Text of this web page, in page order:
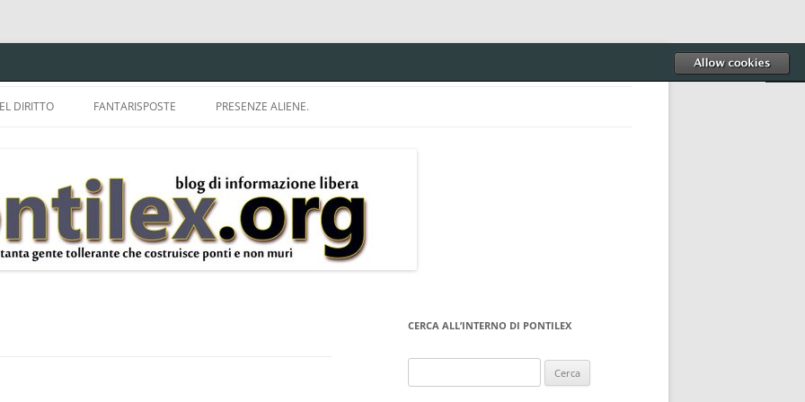
DIRITTO
DELLA LDA 633.
E
FANTARISPOSTE PRESENZE ALIENE.
CERCA ALL’INTERNO DI PONTILEX
per: